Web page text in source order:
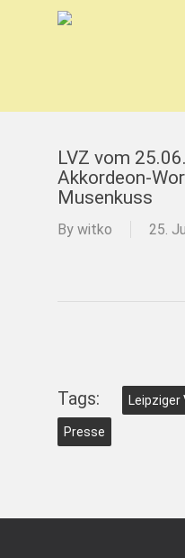
LVZ vom
Akkordeon-
Musenkuss
By witko 25.
Tags:
Presse